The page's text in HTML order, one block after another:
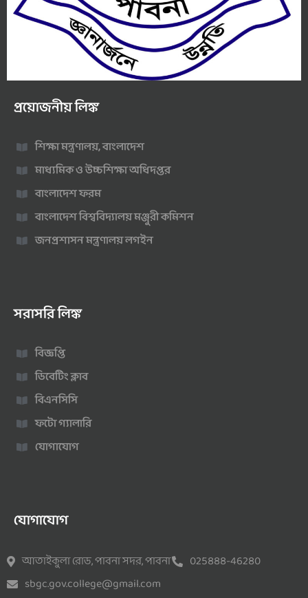
প্রয়োজনীয় লিঙ্ক
শিক্ষা মন্ত্রণালয়, বাংলাদেশ
মাধ্যমিক ও উচ্চশিক্ষা অধিদপ্তর
বাংলাদেশ ফরম
বাংলাদেশ বিশ্ববিদ্যালয় মঞ্জুরী কমিশন
জনপ্রশাসন মন্ত্রণালয় লগইন
সরাসরি লিঙ্ক
বিজ্ঞপ্তি
ডিবেটিং ক্লাব
বিএনসিসি
ফটো গ্যালারি
যোগাযোগ
যোগাযোগ
আতাইকুলা রোড, পাবনা সদর, পাবনা
025888-46280
sbgc.gov.college@gmail.com